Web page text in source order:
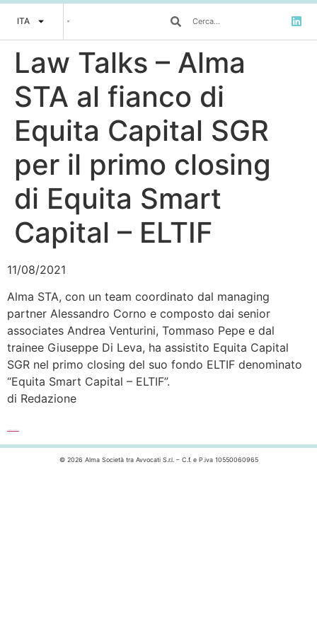
ITA
Law Talks – Alma
STA al fianco di
Equita Capital SGR
per il primo closing
di Equita Smart
Capital – ELTIF
11/08/2021
Alma STA, con un team coordinato dal managing
partner Alessandro Corno e composto dai senior
associates Andrea Venturini, Tommaso Pepe e dal
trainee Giuseppe Di Leva, ha assistito Equita Capital
SGR nel primo closing del suo fondo ELTIF denominato
“Equita Smart Capital – ELTIF”.
di Redazione
© 2026 Alma Società tra Avvocati S.r.l. – C.f. e P.iva 10550060965